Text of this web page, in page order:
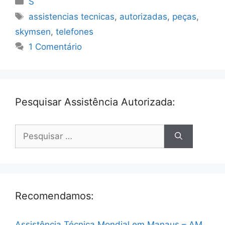
Tags
assistencias tecnicas, autorizadas, peças,
skymsen, telefones
1 Comentário
Pesquisar Assistência Autorizada:
por:
Recomendamos: